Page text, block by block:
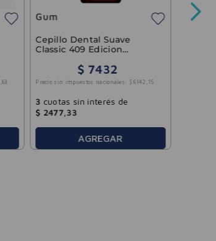
,63
Gum
Cepillo Dental Suave
Classic 409 Edicion
$ 7432
Precio sin impuestos nacionales: $ 6142 15
3 cuotas sin interés de
$ 2477, 33
AGREGAR
$